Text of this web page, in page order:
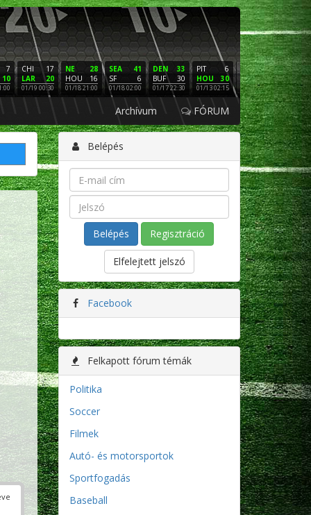
7
10
17
CHI
20
LAR
01/19 00:30
28
NE
16
HOU
01/18 21:00
41
SEA
6
SF
01/18 02:00
33
DEN
30
BUF
01/17 22:30
6
PIT
30
HOU
01/13 02:15
16
NE
3
LAC
01/12 02:00
PHI
SF
01/11
Archívum FÓRUM
Belépés
Regisztráció
Elfelejtett jelszó
Facebook
Felkapott fórum témák
Politika
Soccer
Filmek
Autó- és motorsportok
Sportfogadás
Baseball